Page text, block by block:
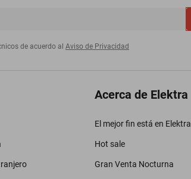
de acuerdo al Aviso de Privacidad
Acerca de Elektra
El mejor fin está en Elektra
Hot sale
Gran Venta Nocturna